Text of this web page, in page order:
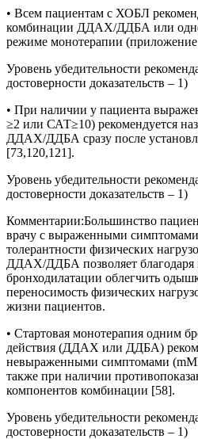
• Всем пациентам с ХОБЛ
комбинации ДДАХ/ДДБА или
режиме монотерапии
Уровень убедительности
достоверности доказательств – 1)
• При наличии у пациента
≥2 или САТ≥10) рекомендуется
ДДАХ/ДДБА сразу после
[73,120,121].
Уровень убедительности
достоверности доказательств – 1)
Комментарии:Большинство
врачу с выраженными
толерантности физических
ДДАХ/ДДБА позволяет благодаря
бронходилатации облегчить
переносимость физических
жизни пациентов.
• Стартовая монотерапия одним
действия (ДДАХ или ДДБА)
невыраженными симптомами
также при наличии
компонентов комбинации [58].
Уровень убедительности
достоверности доказательств – 1)